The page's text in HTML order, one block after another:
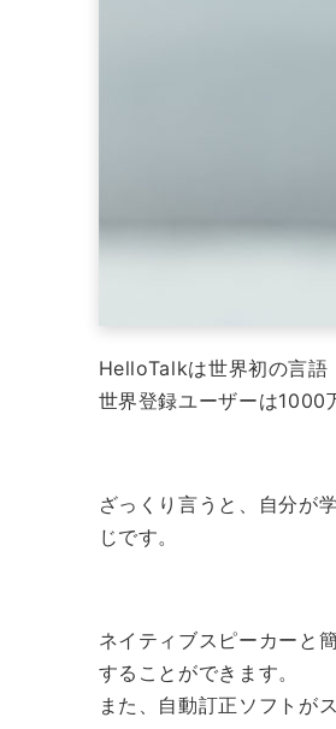
HelloTalkは世界初の言語
世界登録ユーザーは1000
ざっくり言うと、自分が
じです。
ネイティブスピーカーと
することができます。
また、自動訂正ソフトが